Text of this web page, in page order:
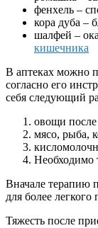
фенхель –
кора дуба –
шалфей –
кишечника
В аптеках можно
согласно его
себя следующий
овощи после
мясо, рыба,
Необходимо
Вначале терапию
для более
Тяжесть после